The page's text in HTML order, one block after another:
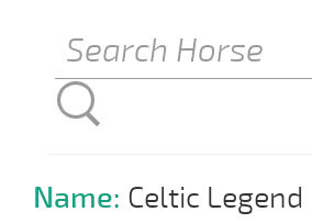
Name: Celtic Legend